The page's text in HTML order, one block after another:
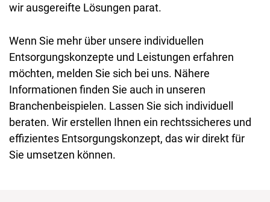
wir ausgereifte Lösungen parat.
Wenn Sie mehr über unsere individuellen
Entsorgungskonzepte und Leistungen erfahren
möchten, melden Sie sich bei uns. Nähere
Informationen finden Sie auch in unseren
Branchenbeispielen. Lassen Sie sich individuell
beraten. Wir erstellen Ihnen ein rechtssicheres und
effizientes Entsorgungskonzept, das wir direkt für
Sie umsetzen können.